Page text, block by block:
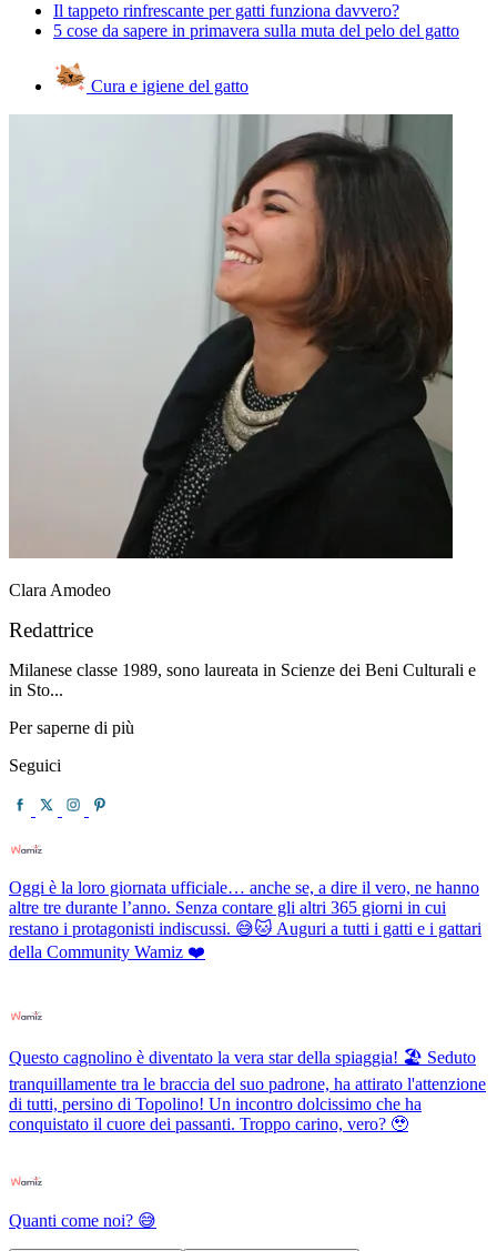
Il tappeto rinfrescante per gatti funziona davvero?
5 cose da sapere in primavera sulla muta del pelo del gatto
Cura e igiene del gatto
Clara Amodeo
Redattrice
Milanese classe 1989, sono laureata in Scienze dei Beni Culturali e
in Sto...
Per saperne di più
Seguici
Oggi è la loro giornata ufficiale… anche se, a dire il vero, ne hanno
altre tre durante l’anno. Senza contare gli altri 365 giorni in cui
restano i protagonisti indiscussi. 😅🐱 Auguri a tutti i gatti e i gattari
della Community Wamiz ❤️
Questo cagnolino è diventato la vera star della spiaggia! 🏖️ Seduto
tranquillamente tra le braccia del suo padrone, ha attirato l'attenzione
di tutti, persino di Topolino! Un incontro dolcissimo che ha
conquistato il cuore dei passanti. Troppo carino, vero? 🥹
Quanti come noi? 😅